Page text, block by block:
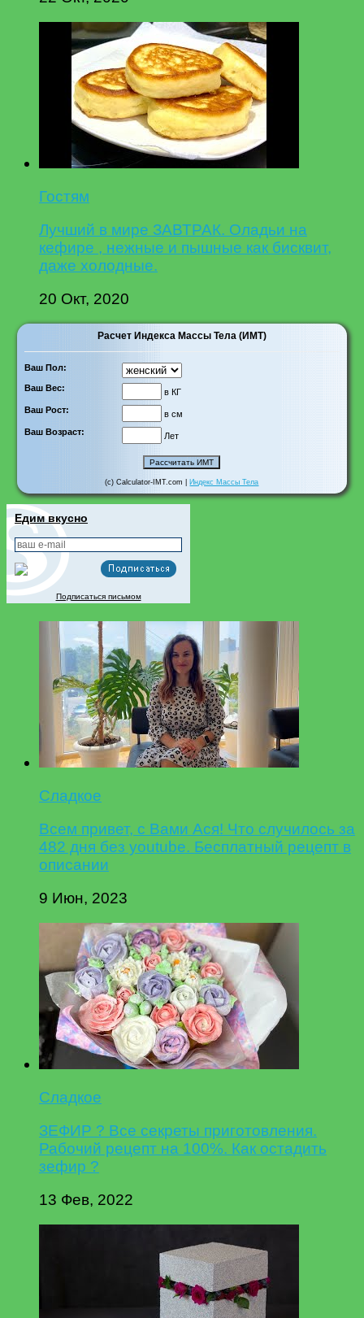
Гостям
Лучший в мире ЗАВТРАК. Оладьи на
кефире , нежные и пышные как бисквит,
даже холодные.
20 Окт, 2020
Расчет Индекса Массы Тела (ИМТ)
Ваш Пол:
Ваш Вес:
в КГ
Ваш Рост:
в см
Ваш Возраст:
Лет
(c) Calculator-IMT.com | Индекс Массы Тела
Едим вкусно
Подписаться письмом
Сладкое
Всем привет, с Вами Ася! Что случилось за
482 дня без youtube. Бесплатный рецепт в
описании
9 Июн, 2023
Сладкое
ЗЕФИР ? Все секреты приготовления.
Рабочий рецепт на 100%. Как остадить
зефир ?
13 Фев, 2022